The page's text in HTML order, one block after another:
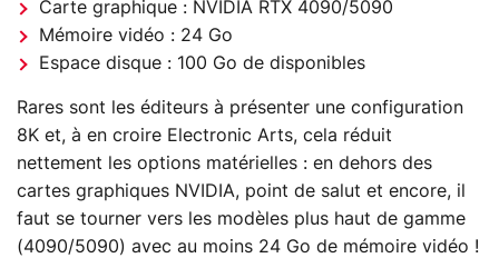
Carte graphique : NVIDIA RTX 4090/5090
Mémoire vidéo : 24 Go
Espace disque : 100 Go de disponibles
Rares sont les éditeurs à présenter une configuration
8K et, à en croire Electronic Arts, cela réduit
nettement les options matérielles : en dehors des
cartes graphiques NVIDIA, point de salut et encore, il
faut se tourner vers les modèles plus haut de gamme
(4090/5090) avec au moins 24 Go de mémoire vidéo !